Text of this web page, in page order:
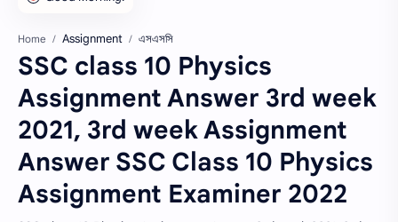
Home Assignment এসএসসি
SSC class 10 Physics
Assignment Answer 3rd week
2021, 3rd week Assignment
Answer SSC Class 10 Physics
Assignment Examiner 2022